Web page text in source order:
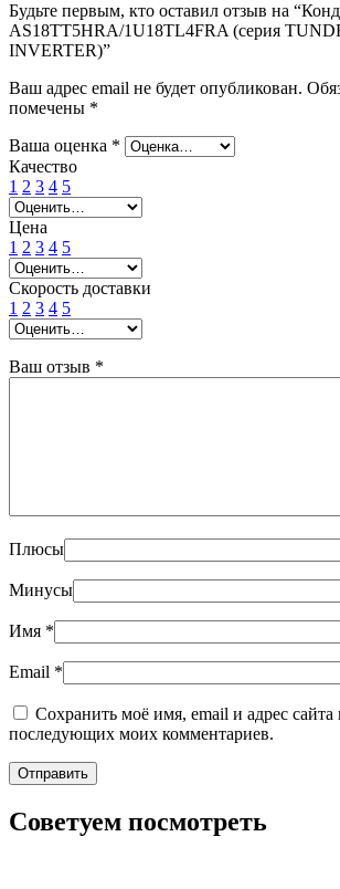
Будьте первым, кто оставил отзыв на
AS18TT5HRA/1U18TL4FRA (серия
INVERTER)”
Ваш адрес email не будет опубликован.
помечены *
Ваша оценка *
Качество
1 2 3 4 5
Цена
1 2 3 4 5
Скорость доставки
1 2 3 4 5
Ваш отзыв *
Плюсы
Минусы
Имя *
Email *
Сохранить моё имя, email и адрес сайта
последующих моих комментариев.
Советуем посмотреть